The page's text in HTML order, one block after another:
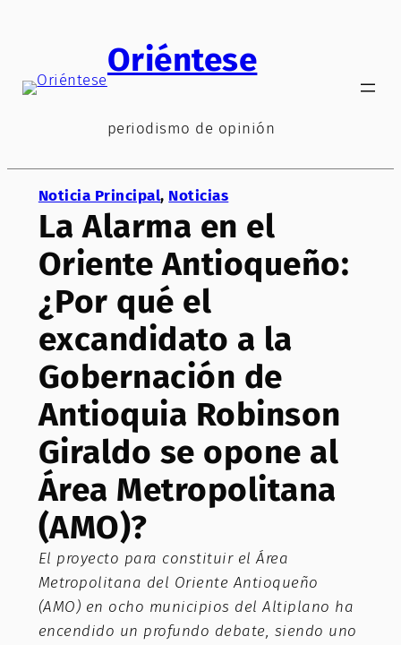
Oriéntese
periodismo de opinión
Noticia Principal, Noticias
La Alarma en el
Oriente Antioqueño:
¿Por qué el
excandidato a la
Gobernación de
Antioquia Robinson
Giraldo se opone al
Área Metropolitana
(AMO)?
El proyecto para constituir el Área
Metropolitana del Oriente Antioqueño
(AMO) en ocho municipios del Altiplano ha
encendido un profundo debate, siendo uno